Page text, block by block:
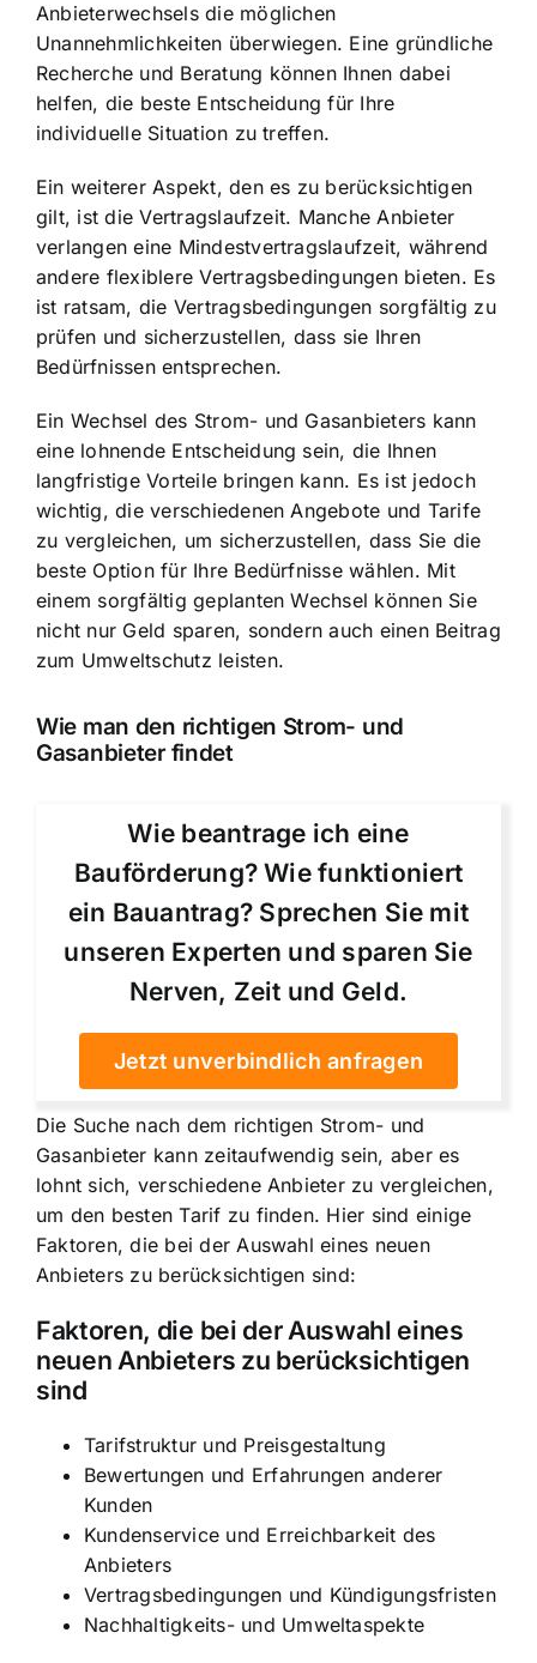
Anbieterwechsels die möglichen
Unannehmlichkeiten überwiegen. Eine gründliche
Recherche und Beratung können Ihnen dabei
helfen, die beste Entscheidung für Ihre
individuelle Situation zu treffen.
Ein weiterer Aspekt, den es zu berücksichtigen
gilt, ist die Vertragslaufzeit. Manche Anbieter
verlangen eine Mindestvertragslaufzeit, während
andere flexiblere Vertragsbedingungen bieten. Es
ist ratsam, die Vertragsbedingungen sorgfältig zu
prüfen und sicherzustellen, dass sie Ihren
Bedürfnissen entsprechen.
Ein Wechsel des Strom- und Gasanbieters kann
eine lohnende Entscheidung sein, die Ihnen
langfristige Vorteile bringen kann. Es ist jedoch
wichtig, die verschiedenen Angebote und Tarife
zu vergleichen, um sicherzustellen, dass Sie die
beste Option für Ihre Bedürfnisse wählen. Mit
einem sorgfältig geplanten Wechsel können Sie
nicht nur Geld sparen, sondern auch einen Beitrag
zum Umweltschutz leisten.
Wie man den richtigen Strom- und
Gasanbieter findet
Wie beantrage ich eine
Bauförderung? Wie funktioniert
ein Bauantrag? Sprechen Sie mit
unseren Experten und sparen Sie
Nerven, Zeit und Geld.
Jetzt unverbindlich anfragen
Die Suche nach dem richtigen Strom- und
Gasanbieter kann zeitaufwendig sein, aber es
lohnt sich, verschiedene Anbieter zu vergleichen,
um den besten Tarif zu finden. Hier sind einige
Faktoren, die bei der Auswahl eines neuen
Anbieters zu berücksichtigen sind:
Faktoren, die bei der Auswahl eines
neuen Anbieters zu berücksichtigen
sind
Tarifstruktur und Preisgestaltung
Bewertungen und Erfahrungen anderer
Kunden
Kundenservice und Erreichbarkeit des
Anbieters
Vertragsbedingungen und Kündigungsfristen
Nachhaltigkeits- und Umweltaspekte